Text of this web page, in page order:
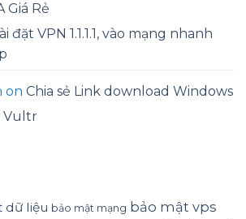
Giá Rẻ
đặt VPN 1.1.1.1, vào mạng nhanh
on Chia sẻ Link download Windows
Vultr
dữ liệu bảo mật mạng bảo mật vps